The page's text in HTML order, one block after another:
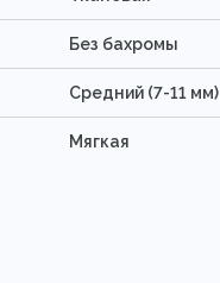
Без бахромы
Средний (7-11 мм)
Мягкая